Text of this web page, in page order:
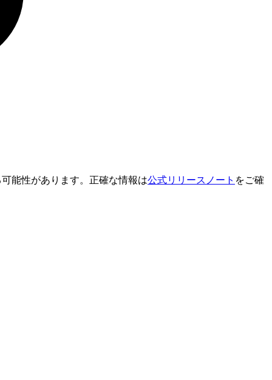
能性があります。正確な情報は公式リリースノート をご確